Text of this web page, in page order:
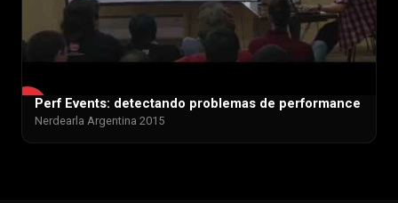
Perf Events: detectando problemas de performance
Nerdearla Argentina 2015